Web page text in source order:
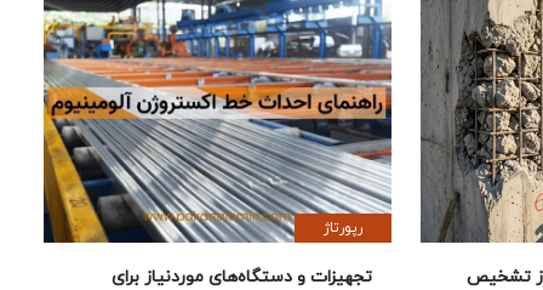
تشخیص
رپورتاژ
تجهیزات و دستگاه‌های موردنیاز برای